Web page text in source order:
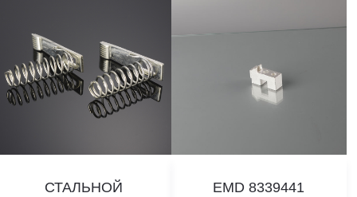
СТАЛЬНОЙ
EMD 8339441